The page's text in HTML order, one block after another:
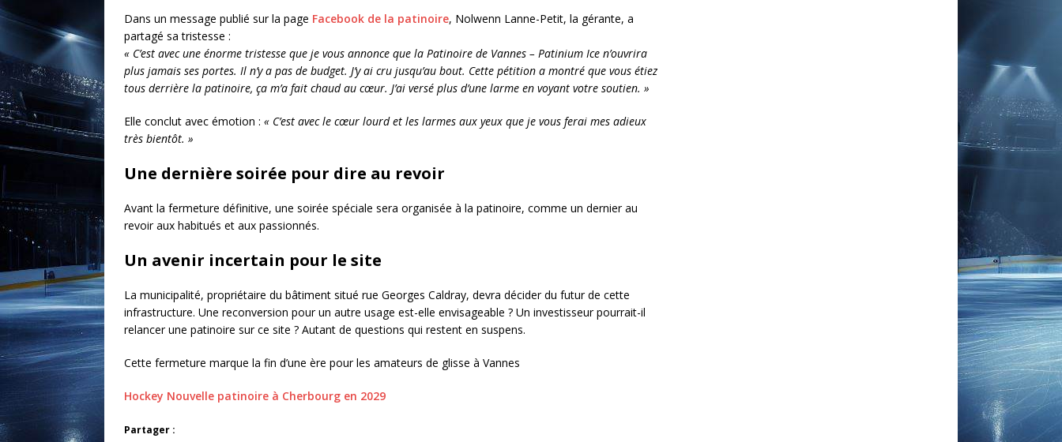
Dans un message publié sur la page Facebook de la patinoire, Nolwenn Lanne-Petit, la gérante, a
partagé sa tristesse :
« C’est avec une énorme tristesse que je vous annonce que la Patinoire de Vannes – Patinium Ice n’ouvrira
plus jamais ses portes. Il n’y a pas de budget. J’y ai cru jusqu’au bout. Cette pétition a montré que vous étiez
tous derrière la patinoire, ça m’a fait chaud au cœur. J’ai versé plus d’une larme en voyant votre soutien. »
Elle conclut avec émotion : « C’est avec le cœur lourd et les larmes aux yeux que je vous ferai mes adieux
très bientôt. »
Une dernière soirée pour dire au revoir
Avant la fermeture définitive, une soirée spéciale sera organisée à la patinoire, comme un dernier au
revoir aux habitués et aux passionnés.
Un avenir incertain pour le site
La municipalité, propriétaire du bâtiment situé rue Georges Caldray, devra décider du futur de cette
infrastructure. Une reconversion pour un autre usage est-elle envisageable ? Un investisseur pourrait-il
relancer une patinoire sur ce site ? Autant de questions qui restent en suspens.
Cette fermeture marque la fin d’une ère pour les amateurs de glisse à Vannes
Hockey Nouvelle patinoire à Cherbourg en 2029
Partager :